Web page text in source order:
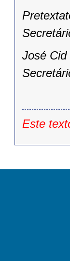
José Cid
Este